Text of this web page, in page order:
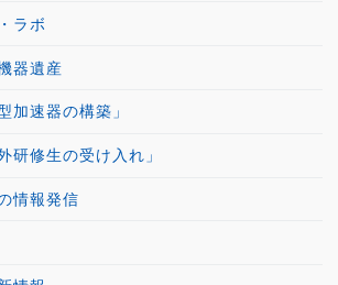
ラボ
器遺産
加速器の構築」
研修生の受け入れ」
情報発信